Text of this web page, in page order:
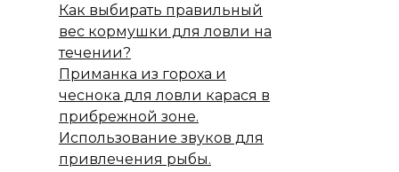
Как выбирать правильный
вес кормушки для ловли на
течении?
Приманка из гороха и
чеснока для ловли карася в
прибрежной зоне.
Использование звуков для
привлечения рыбы.